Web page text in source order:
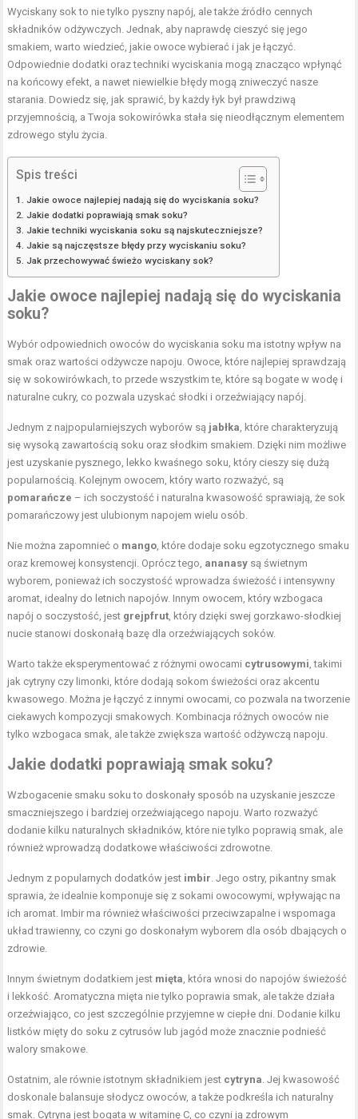
Wyciskany sok to nie tylko pyszny napój, ale także źródło cennych
składników odżywczych. Jednak, aby naprawdę cieszyć się jego
smakiem, warto wiedzieć, jakie owoce wybierać i jak je łączyć.
Odpowiednie dodatki oraz techniki wyciskania mogą znacząco wpłynąć
na końcowy efekt, a nawet niewielkie błędy mogą zniweczyć nasze
starania. Dowiedz się, jak sprawić, by każdy łyk był prawdziwą
przyjemnością, a Twoja sokowirówka stała się nieodłącznym elementem
zdrowego stylu życia.
Spis treści
Jakie owoce najlepiej nadają się do wyciskania soku?
Jakie dodatki poprawiają smak soku?
Jakie techniki wyciskania soku są najskuteczniejsze?
Jakie są najczęstsze błędy przy wyciskaniu soku?
Jak przechowywać świeżo wyciskany sok?
Jakie owoce najlepiej nadają się do wyciskania
soku?
Wybór odpowiednich owoców do wyciskania soku ma istotny wpływ na
smak oraz wartości odżywcze napoju. Owoce, które najlepiej sprawdzają
się w sokowirówkach, to przede wszystkim te, które są bogate w wodę i
naturalne cukry, co pozwala uzyskać słodki i orzeźwiający napój.
Jednym z najpopularniejszych wyborów są jabłka, które charakteryzują
się wysoką zawartością soku oraz słodkim smakiem. Dzięki nim możliwe
jest uzyskanie pysznego, lekko kwaśnego soku, który cieszy się dużą
popularnością. Kolejnym owocem, który warto rozważyć, są
pomarańcze – ich soczystość i naturalna kwasowość sprawiają, że sok
pomarańczowy jest ulubionym napojem wielu osób.
Nie można zapomnieć o mango, które dodaje soku egzotycznego smaku
oraz kremowej konsystencji. Oprócz tego, ananasy są świetnym
wyborem, ponieważ ich soczystość wprowadza świeżość i intensywny
aromat, idealny do letnich napojów. Innym owocem, który wzbogaca
napój o soczystość, jest grejpfrut, który dzięki swej gorzkawo-słodkiej
nucie stanowi doskonałą bazę dla orzeźwiających soków.
Warto także eksperymentować z różnymi owocami cytrusowymi, takimi
jak cytryny czy limonki, które dodają sokom świeżości oraz akcentu
kwasowego. Można je łączyć z innymi owocami, co pozwala na tworzenie
ciekawych kompozycji smakowych. Kombinacja różnych owoców nie
tylko wzbogaca smak, ale także zwiększa wartość odżywczą napoju.
Jakie dodatki poprawiają smak soku?
Wzbogacenie smaku soku to doskonały sposób na uzyskanie jeszcze
smaczniejszego i bardziej orzeźwiającego napoju. Warto rozważyć
dodanie kilku naturalnych składników, które nie tylko poprawią smak, ale
również wprowadzą dodatkowe właściwości zdrowotne.
Jednym z popularnych dodatków jest imbir. Jego ostry, pikantny smak
sprawia, że idealnie komponuje się z sokami owocowymi, wpływając na
ich aromat. Imbir ma również właściwości przeciwzapalne i wspomaga
układ trawienny, co czyni go doskonałym wyborem dla osób dbających o
zdrowie.
Innym świetnym dodatkiem jest mięta, która wnosi do napojów świeżość
i lekkość. Aromatyczna mięta nie tylko poprawia smak, ale także działa
orzeźwiająco, co jest szczególnie przyjemne w ciepłe dni. Dodanie kilku
listków mięty do soku z cytrusów lub jagód może znacznie podnieść
walory smakowe.
Ostatnim, ale równie istotnym składnikiem jest cytryna. Jej kwasowość
doskonale balansuje słodycz owoców, a także podkreśla ich naturalny
smak. Cytryna jest bogata w witaminę C, co czyni ją zdrowym